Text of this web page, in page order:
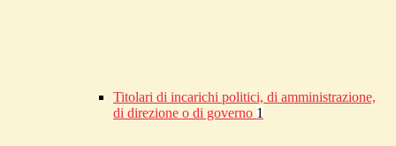
Titolari di incarichi politici, di amministrazione,
di direzione o di governo 1